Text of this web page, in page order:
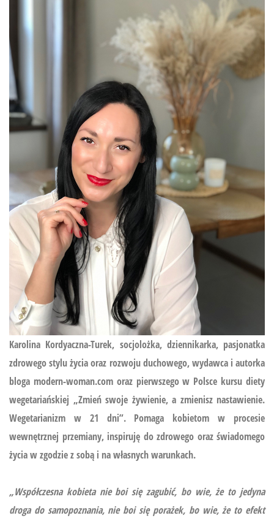
Karolina Kordyaczna-Turek, socjolożka, dziennikarka, pasjonatka
zdrowego stylu życia oraz rozwoju duchowego, wydawca i autorka
bloga modern-woman.com oraz pierwszego w Polsce kursu diety
wegetariańskiej „Zmień swoje żywienie, a zmienisz nastawienie.
Wegetarianizm w 21 dni”.Pomaga kobietom w procesie
wewnętrznej przemiany, inspiruję do zdrowego oraz świadomego
życia w zgodzie z sobą i na własnych warunkach.
„Współczesna kobieta nie boi się zagubić, bo wie, że to jedyna
droga do samopoznania, nie boi się porażek, bo wie, że to efekt